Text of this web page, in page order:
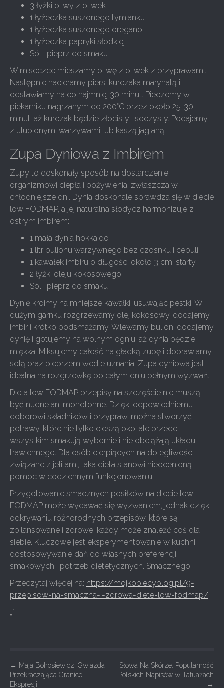
3 łyżki oliwy z oliwek
1 łyżeczka suszonego tymianku
1 łyżeczka suszonego oregano
1 łyżeczka papryki słodkiej
Sól i pieprz do smaku
W miseczce mieszamy oliwę z oliwek z przyprawami.
Następnie nacieramy piersi kurczaka marynatą i
odstawiamy na co najmniej 30 minut. Pieczemy w
piekarniku nagrzanym do 200°C przez około 25-30
minut, aż kurczak będzie złocisty i soczysty. Podajemy
z ulubionymi warzywami lub kaszą jaglaną.
Zupa Dyniowa z Imbirem
Zupy to doskonały sposób na dostarczenie
organizmowi ciepła i pożywienia, zwłaszcza w
chłodniejsze dni. Dynia doskonale sprawdza się w diecie
low FODMAP, a jej naturalna słodycz harmonizuje z
ostrym imbirem:
1 mała dynia hokkaido
1 litr bulionu warzywnego bez czosnku i cebuli
1 kawałek imbiru o długości około 3 cm, starty
2 łyżki oleju kokosowego
Sól i pieprz do smaku
Dynię kroimy na mniejsze kawałki, usuwając pestki. W
dużym garnku rozgrzewamy olej kokosowy, dodajemy
imbir i krótko podsmażamy. Wlewamy bulion, dodajemy
dynię i gotujemy na wolnym ogniu, aż dynia będzie
miękka. Miksujemy całość na gładką zupę i doprawiamy
solą oraz pieprzem wedle uznania. Zupa dyniowa jest
idealna na rozgrzewkę po całym dniu pełnym wyzwań.
Dieta low FODMAP przepisy na szczęście nie muszą
być nudne ani monotonne. Dzięki odpowiedniemu
doborowi składników i przypraw, można stworzyć
potrawy, które nie tylko cieszą oko, ale przede
wszystkim smakują wybornie i nie obciążają układu
trawiennego. Dla osób cierpiących na dolegliwości
związane z jelitami, taka dieta stanowi nieocenioną
pomoc w codziennym funkcjonowaniu.
Przygotowanie smacznych posiłków na diecie low
FODMAP może wydawać się wyzwaniem, jednak dzięki
odkrywaniu różnorodnych przepisów, które są
zbilansowane i zdrowe, każdy może znaleźć coś dla
siebie. Kluczowe jest eksperymentowanie w kuchni i
dostosowywanie dań do własnych preferencji
smakowych i potrzeb dietetycznych. Smacznego!
Przeczytaj więcej na: https://mojkobiecyblog.pl/9-
przepisow-na-smaczna-i-zdrowa-diete-low-fodmap/.
„`
P
o
← Maja Bohosiewicz: Gwiazda
Przekraczająca Granice
Ekspresji
Słowa Na Skórze: Popularność
Polskich Napisów w Tatuażach
→